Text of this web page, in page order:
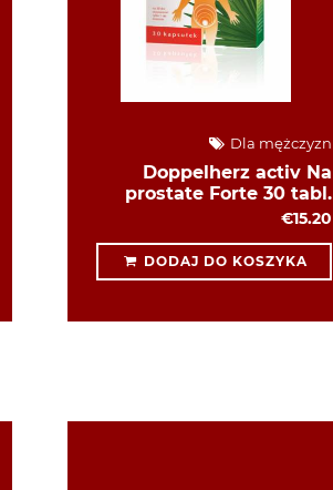
Dla mężczyzn
Doppelherz activ Na
prostate Forte 30 tabl.
€15.20
DODAJ DO KOSZYKA